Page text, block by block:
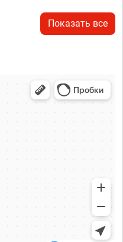
Показать все